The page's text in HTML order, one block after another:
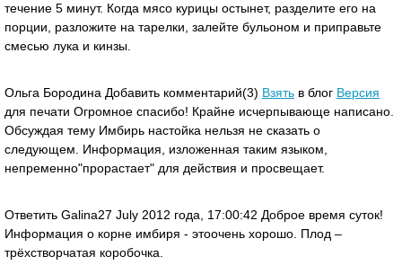
течение 5 минут. Когда мясо курицы остынет, разделите его на
порции, разложите на тарелки, залейте бульоном и приправьте
смесью лука и кинзы.
Ольга Бородина Добавить комментарий(3) Взять в блог Версия
для печати Огромное спасибо! Крайне исчерпывающе написано.
Обсуждая тему Имбирь настойка нельзя не сказать о
следующем. Информация, изложенная таким языком,
непременно"прорастает" для действия и просвещает.
Ответить Galina27 July 2012 года, 17:00:42 Доброе время суток!
Информация о корне имбиря - этоочень хорошо. Плод –
трёхстворчатая коробочка.